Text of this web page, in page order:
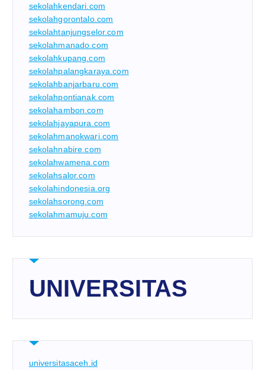
sekolahkendari.com
sekolahgorontalo.com
sekolahtanjungselor.com
sekolahmanado.com
sekolahkupang.com
sekolahpalangkaraya.com
sekolahbanjarbaru.com
sekolahpontianak.com
sekolahambon.com
sekolahjayapura.com
sekolahmanokwari.com
sekolahnabire.com
sekolahwamena.com
sekolahsalor.com
sekolahindonesia.org
sekolahsorong.com
sekolahmamuju.com
UNIVERSITAS
universitasaceh.id